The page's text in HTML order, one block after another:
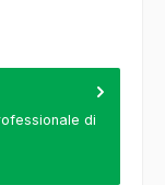
di